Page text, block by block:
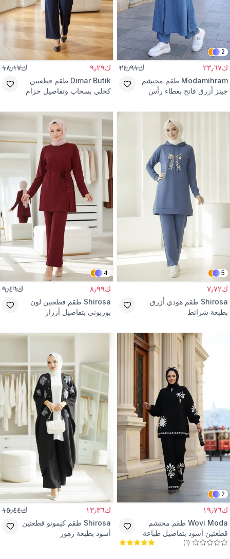
2
ك٢٣٫٦٧ ك٢٤٫٩١
Modamihram طقم محتشم
جينز أزرق فاتح بغطاء رأس
ك٩٫٢٩ ك١٨٫١٧
Dimar Butik طقم قطعتين
كحلي بسحاب وتفاصيل حزام
5
ك٧٫٧٢
Shirosa طقم هودي أزرق
بطبعة شرائط
4
ك٨٫٩٩ ك٩٫٤٦
Shirosa طقم قطعتين لون
بوربوني بتفاصيل أزرار
2
ك١٩٫٧٦
Wovi Moda طقم محتشم
قطعتين أسود بتفاصيل طباعة
كونتور
(
1
)
ك١٣٫٣٦ ك١٥٫٤٤
Shirosa طقم كيمونو قطعتين
أسود بطبعة زهور